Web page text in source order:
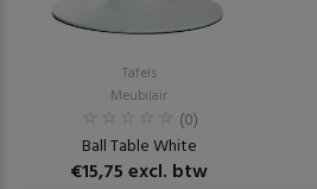
Tafels
Meubilair
(0)
Ball Table White
€15,75 excl. btw